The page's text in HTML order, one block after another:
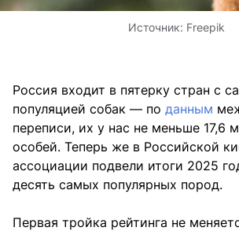
Источник: Freepik
Россия входит в пятерку стран с
популяцией собак — по данным
переписи, их у нас не меньше 17,6
особей. Теперь же в Российской
ассоциации подвели итоги 2025
десять самых популярных пород.
Первая тройка рейтинга не